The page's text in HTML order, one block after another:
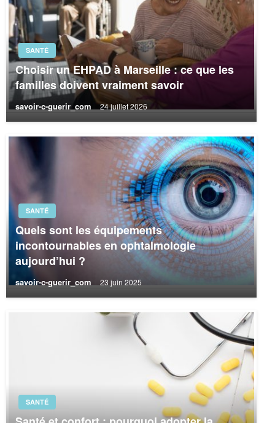
SANTÉ
Choisir un EHPAD à Marseille : ce que les
familles doivent vraiment savoir
savoir-c-guerir_com 24 juillet 2026
SANTÉ
Quels sont les équipements
incontournables en ophtalmologie
aujourd’hui ?
savoir-c-guerir_com 23 juin 2025
SANTÉ